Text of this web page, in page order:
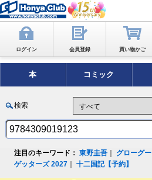
ログイン 会員登録 買い物かご
本 コミック
検索
注目のキーワード： 東野圭吾 グローグー
ゲッターズ 2027 ｜十二国記【予約】